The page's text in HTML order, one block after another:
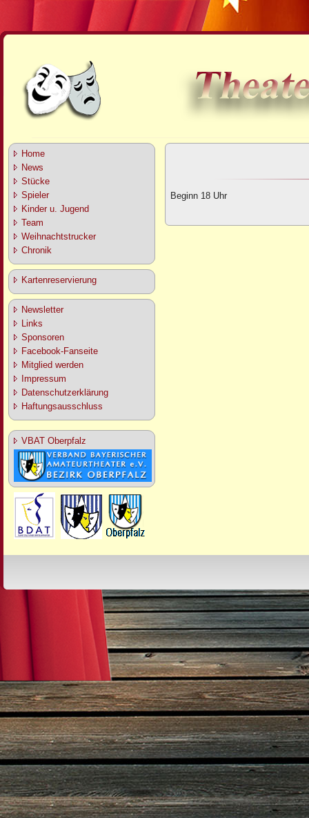
Home
News
Stücke
Spieler
Kinder u. Jugend
Team
Weihnachtstrucker
Chronik
Kartenreservierung
Newsletter
Links
Sponsoren
Facebook-Fanseite
Mitglied werden
Impressum
Datenschutzerklärung
Haftungsausschluss
VBAT Oberpfalz
Beginn 18 Uhr